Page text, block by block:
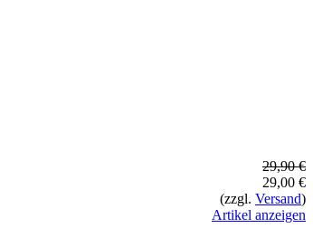
29,90 €
29,00 €
(zzgl. Versand)
Artikel anzeigen